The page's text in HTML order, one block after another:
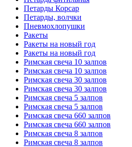
Петарды Корсар
Петарды, волчки
Пневмохлопушки
Ракеты
Ракеты на новый год
Ракеты на новый год
Римская свеча 10 залпов
Римская свеча 10 залпов
Римская свеча 30 залпов
Римская свеча 30 залпов
Римская свеча 5 залпов
Римская свеча 5 залпов
Римская свеча 660 залпов
Римская свеча 660 залпов
Римская свеча 8 залпов
Римская свеча 8 залпов